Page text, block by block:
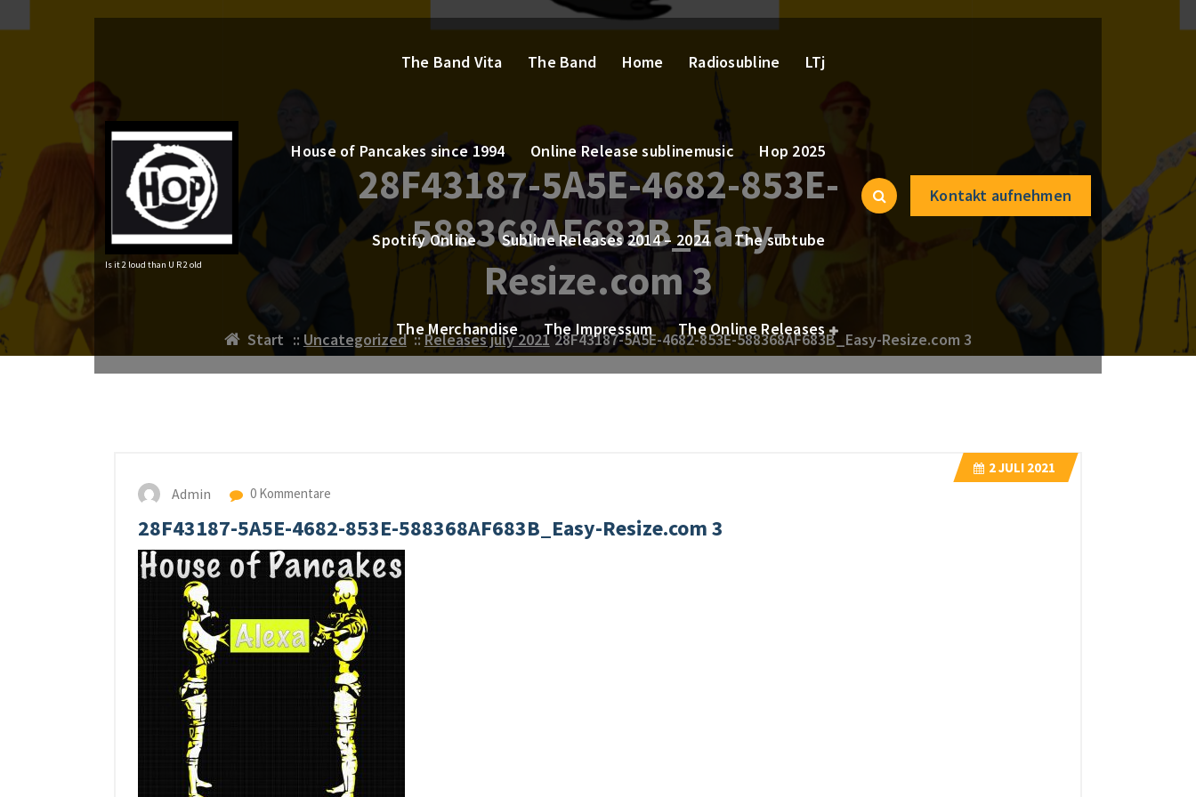
Inhalt
Is it 2 loud than U R 2 old
The Band Vita The Band Home Radiosubline LTj
House of Pancakes since 1994 Online Release sublinemusic Hop 2025
Spotify Online Subline Releases 2014 – 2024 The subtube
The Merchandise The Impressum The Online Releases
Kontakt aufnehmen
28F43187-5A5E-4682-853E-
588368AF683B_Easy-
Resize.com 3
Start :: Uncategorized::Releases july 2021 28F43187-5A5E-4682-853E-588368AF683B_Easy-Resize.com 3
2JULI 2021
Admin 0 Kommentare
28F43187-5A5E-4682-853E-588368AF683B_Easy-Resize.com 3